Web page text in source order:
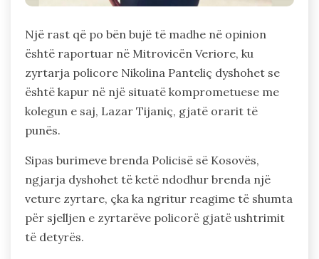
Një rast që po bën bujë të madhe në opinion
është raportuar në Mitrovicën Veriore, ku
zyrtarja policore Nikolina Panteliç dyshohet se
është kapur në një situatë komprometuese me
kolegun e saj, Lazar Tijaniç, gjatë orarit të
punës.
Sipas burimeve brenda Policisë së Kosovës,
ngjarja dyshohet të ketë ndodhur brenda një
veture zyrtare, çka ka ngritur reagime të shumta
për sjelljen e zyrtarëve policorë gjatë ushtrimit
të detyrës.